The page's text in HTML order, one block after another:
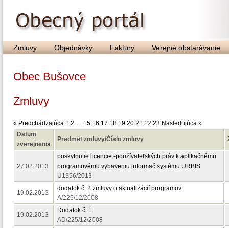
Zmluvy Objednávky Faktúry Verejné obstarávanie
Obec Bušovce
Zmluvy
« Predchádzajúca 1 2 … 15 16 17 18 19 20 21 22 23 Nasledujúca »
Datum
zverejnenia
Predmet zmluvy/Číslo zmluvy
27.02.2013
poskytnutie licencie -používateľských práv k aplikačnému
programovému vybaveniu informač.systému URBIS
U1356/2013
19.02.2013
dodatok č. 2 zmluvy o aktualizácií programov
A/225/12/2008
19.02.2013
Dodatok č. 1
AD/225/12/2008